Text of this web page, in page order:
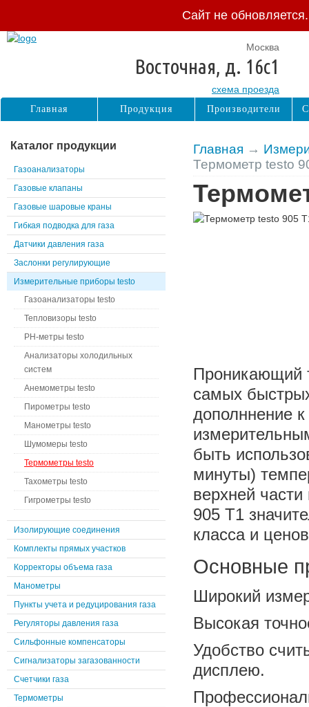
Сайт не
Главная →
Термометр testo
Проникающий
самых
дополннение
быть
минуты)
верхней
905 T1
класса и
Основные
Широкий
Высокая
Удобство
дисплею.
Каталог продукции
Газоанализаторы
Газовые клапаны
Газовые шаровые краны
Гибкая подводка для газа
Датчики давления газа
Заслонки регулирующие
Измерительные приборы testo
Газоанализаторы testo
Тепловизоры testo
PH-метры testo
Анализаторы холодильных
систем
Анемометры testo
Пирометры testo
Манометры testo
Шумомеры testo
Термометры testo
Тахометры testo
Гигрометры testo
Изолирующие соединения
Комплекты прямых участков
Корректоры объема газа
Манометры
Пункты учета и редуцирования газа
Регуляторы давления газа
Сильфонные компенсаторы
Сигнализаторы загазованности
Счетчики газа
Термометры
Москва
Восточная, д. 16с1
схема проезда
Главная Продукция Производители